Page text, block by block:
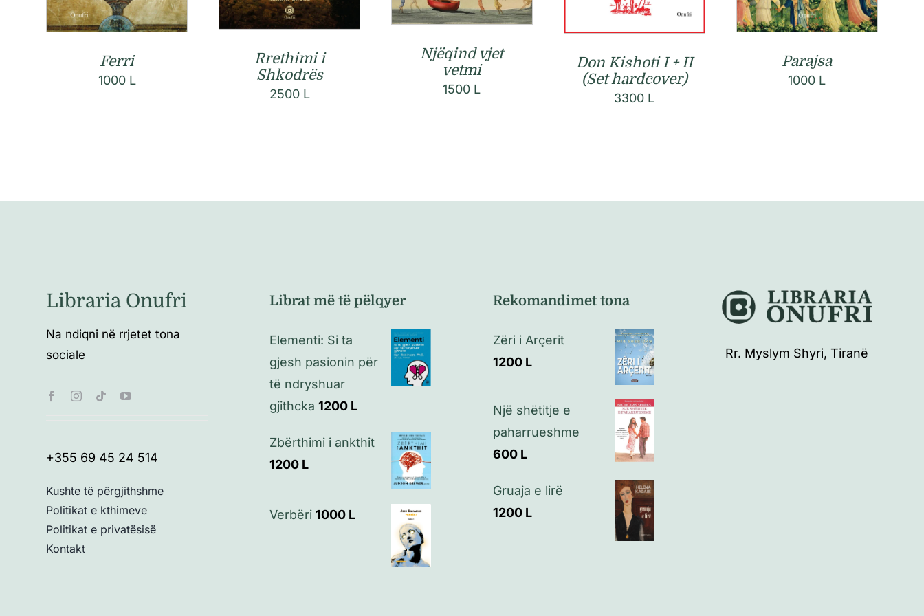
Ferri
1000 L
Rrethimi i
Shkodrës
2500 L
Njëqind vjet
vetmi
1500 L
Don Kishoti I + II
(Set hardcover)
3300 L
Parajsa
1000 L
Libraria Onufri
Na ndiqni në rrjetet tona
sociale
+355 69 45 24 514
Kushte të përgjithshme
Politikat e kthimeve
Politikat e privatësisë
Kontakt
Librat më të pëlqyer
Elementi: Si ta
gjesh pasionin për
të ndryshuar
gjithcka 1200 L
Zbërthimi i ankthit
1200 L
Verbëri 1000 L
Rekomandimet tona
Zëri i Arçerit
1200 L
Një shëtitje e
paharrueshme
600 L
Gruaja e lirë
1200 L
Rr. Myslym Shyri, Tiranë